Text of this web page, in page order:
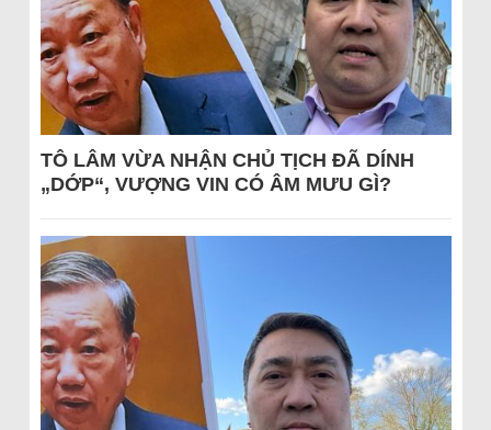
TÔ LÂM VỪA NHẬN CHỦ TỊCH ĐÃ DÍNH
„DỚP“, VƯỢNG VIN CÓ ÂM MƯU GÌ?